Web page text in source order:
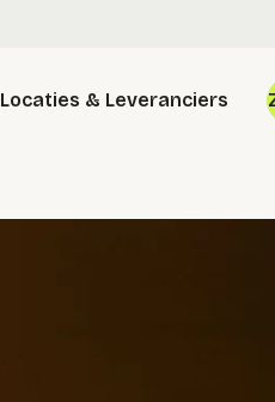
Locaties & Leveranciers